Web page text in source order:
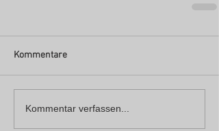
Kommentare
Kommentar verfassen...